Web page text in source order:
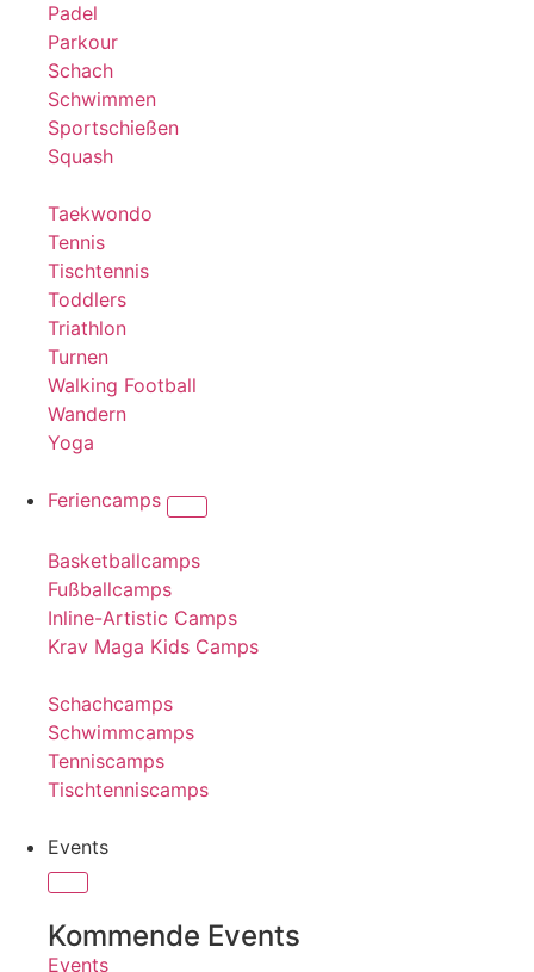
Padel
Parkour
Schach
Schwimmen
Sportschießen
Squash
Taekwondo
Tennis
Tischtennis
Toddlers
Triathlon
Turnen
Walking Football
Wandern
Yoga
Feriencamps
Basketballcamps
Fußballcamps
Inline-Artistic Camps
Krav Maga Kids Camps
Schachcamps
Schwimmcamps
Tenniscamps
Tischtenniscamps
Events
Kommende Events
Events